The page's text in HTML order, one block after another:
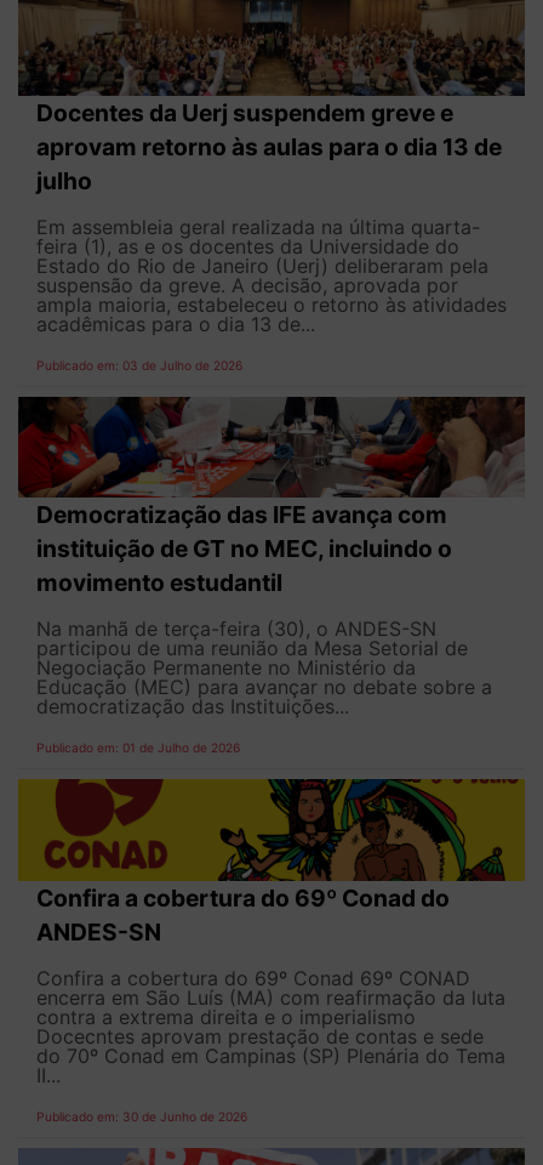
Docentes da Uerj suspendem greve e
aprovam retorno às aulas para o dia 13 de
julho
Em assembleia geral realizada na última quarta-
feira (1), as e os docentes da Universidade do
Estado do Rio de Janeiro (Uerj) deliberaram pela
suspensão da greve. A decisão, aprovada por
ampla maioria, estabeleceu o retorno às atividades
acadêmicas para o dia 13 de...
Publicado em: 03 de Julho de 2026
Democratização das IFE avança com
instituição de GT no MEC, incluindo o
movimento estudantil
Na manhã de terça-feira (30), o ANDES-SN
participou de uma reunião da Mesa Setorial de
Negociação Permanente no Ministério da
Educação (MEC) para avançar no debate sobre a
democratização das Instituições...
Publicado em: 01 de Julho de 2026
Confira a cobertura do 69º Conad do
ANDES-SN
Confira a cobertura do 69º Conad 69º CONAD
encerra em São Luís (MA) com reafirmação da luta
contra a extrema direita e o imperialismo
Docecntes aprovam prestação de contas e sede
do 70º Conad em Campinas (SP) Plenária do Tema
II...
Publicado em: 30 de Junho de 2026